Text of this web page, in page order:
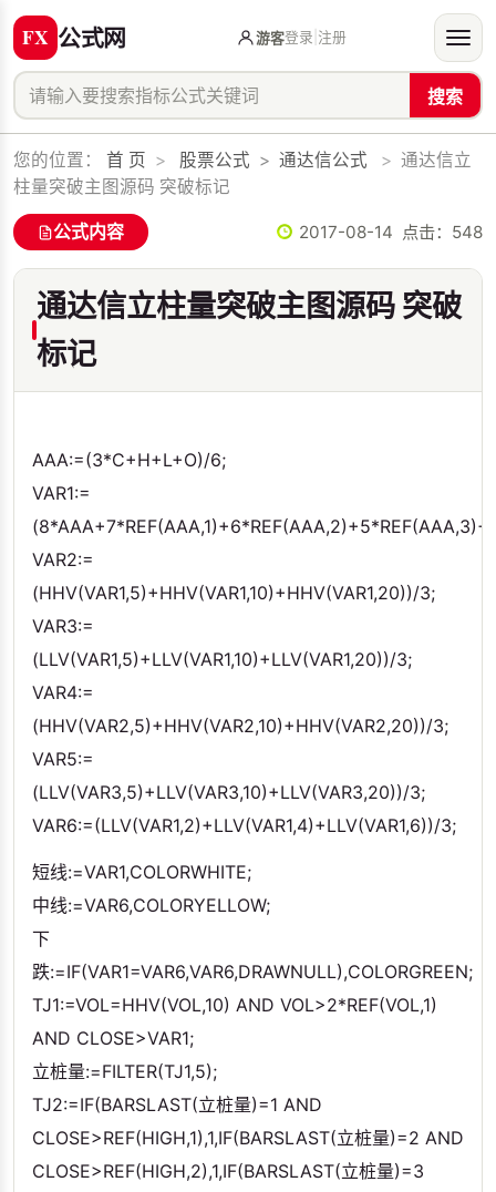
公式网
搜索
游客登录 注册
您的位置： 首 页 > 股票公式 > 通达信公式 > 通达信立
柱量突破主图源码 突破标记
公式内容 2017-08-14 点击： 548
通达信立柱量突破主图源码 突破
标记
AAA:=(3*C+H+L+O)/6;
VAR1:=
VAR2:=
(HHV(VAR1,5)+HHV(VAR1,10)+HHV(VAR1,20))/3;
VAR3:=
(LLV(VAR1,5)+LLV(VAR1,10)+LLV(VAR1,20))/3;
VAR4:=
(HHV(VAR2,5)+HHV(VAR2,10)+HHV(VAR2,20))/3;
VAR5:=
(LLV(VAR3,5)+LLV(VAR3,10)+LLV(VAR3,20))/3;
VAR6:=(LLV(VAR1,2)+LLV(VAR1,4)+LLV(VAR1,6))/3;
短线:=VAR1,COLORWHITE;
中线:=VAR6,COLORYELLOW;
下
跌:=IF(VAR1=VAR6,VAR6,DRAWNULL),COLORGREEN;
TJ1:=VOL=HHV(VOL,10) AND VOL>2*REF(VOL,1)
AND CLOSE>VAR1;
立桩量:=FILTER(TJ1,5);
TJ2:=IF(BARSLAST(立桩量)=1 AND
CLOSE>REF(HIGH,1),1,IF(BARSLAST(立桩量)=2 AND
CLOSE>REF(HIGH,2),1,IF(BARSLAST(立桩量)=3